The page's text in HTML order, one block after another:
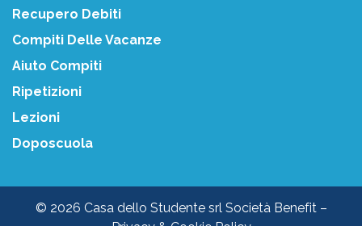
Recupero Debiti
Compiti Delle Vacanze
Aiuto Compiti
Ripetizioni
Lezioni
Doposcuola
© 2026 Casa dello Studente srl Società Benefit –